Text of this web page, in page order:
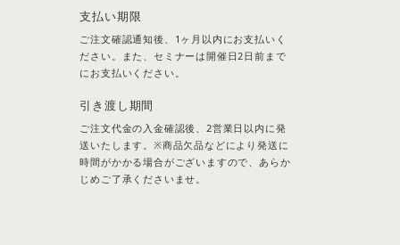
支払い期限
ご注文確認通知後、1ヶ月以内にお支払いく
ださい。また、セミナーは開催日2日前まで
にお支払いください。
引き渡し期間
ご注文代金の入金確認後、2営業日以内に発
送いたします。※商品欠品などにより発送に
時間がかかる場合がございますので、あらか
じめご了承くださいませ。